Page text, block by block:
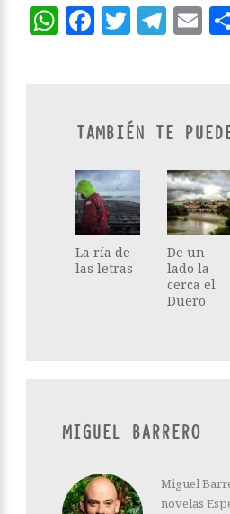
WhatsApp
Facebook
Twitter
TAMBIÉN TE
La ría de
las letras
De un
lado la
cerca el
Duero
MIGUEL BARRERO
Miguel
novelas